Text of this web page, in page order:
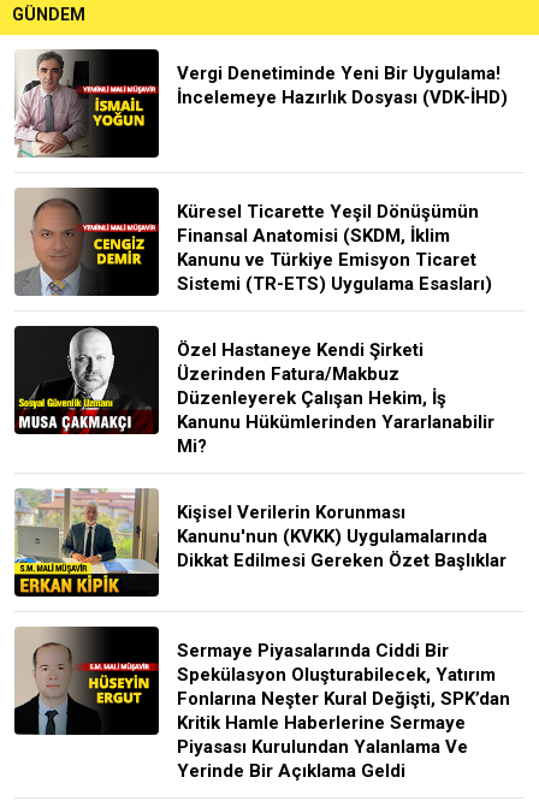
GÜNDEM
Vergi Denetiminde Yeni Bir Uygulama!
İncelemeye Hazırlık Dosyası (VDK-İHD)
Küresel Ticarette Yeşil Dönüşümün
Finansal Anatomisi (SKDM, İklim
Kanunu ve Türkiye Emisyon Ticaret
Sistemi (TR-ETS) Uygulama Esasları)
Özel Hastaneye Kendi Şirketi
Üzerinden Fatura/Makbuz
Düzenleyerek Çalışan Hekim, İş
Kanunu Hükümlerinden Yararlanabilir
Mi?
Kişisel Verilerin Korunması
Kanunu'nun (KVKK) Uygulamalarında
Dikkat Edilmesi Gereken Özet Başlıklar
Sermaye Piyasalarında Ciddi Bir
Spekülasyon Oluşturabilecek, Yatırım
Fonlarına Neşter Kural Değişti, SPK’dan
Kritik Hamle Haberlerine Sermaye
Piyasası Kurulundan Yalanlama Ve
Yerinde Bir Açıklama Geldi